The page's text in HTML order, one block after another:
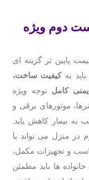
دوم ویژه
پایین تر گزینه ای
باید بهکیفیت ساخت،
کامل توجه ویژه
موتورهای برقی و
بیمار کاهش یابد.
در منزل می تواند با
و تجهیزات مکمل،
ها باید مطمئن